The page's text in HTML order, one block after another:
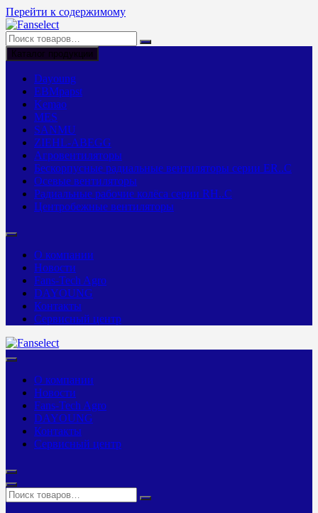
Перейти к содержимому
Каталог продукции
Dayoung
EBMpapst
Kemao
MES
SANMU
ZIEHL-ABEGG
Агровентиляторы
Бескорпусные радиальные вентиляторы серии ER..C
Осевые вентиляторы
Радиальные рабочие колёса серии RH..C
Центробежные вентиляторы
О компании
Новости
Fans-Tech Agro
DAYOUNG
Контакты
Сервисный центр
О компании
Новости
Fans-Tech Agro
DAYOUNG
Контакты
Сервисный центр